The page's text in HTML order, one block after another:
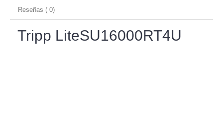
Reseñas ( 0)
Tripp LiteSU16000RT4U